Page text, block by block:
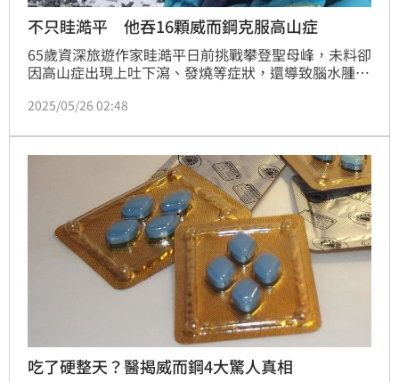
不只眭澔平 他吞16顆威而鋼克服高山症
65歲資深旅遊作家眭澔平日前挑戰攀登聖母峰，未料卻
因高山症出現上吐下瀉、發燒等症狀，還導致腦水腫，
可輕忽的疾病，過去也有不少藝人曾突發高山症，男星
2025/05/26 02:48
吃了硬整天？醫揭威而鋼4大驚人真相